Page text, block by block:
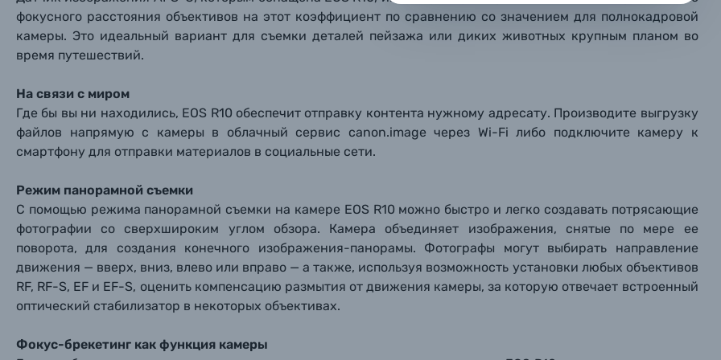
Прикрепить файл
Нажимая кнопку «Отправить вопрос» я даю: Согласие наобработку
Прикрепить файл
Нажимая кнопку «Отправить вопрос» я даю: Согласие наобработку
Фотоальбомы
Книги о фотографии, альбомы известных фотографов
Солнцезащитные очки
Б/У фототехника (Комиссионные товары)
Уценённые товары
фокусного расстояния объективов на этот коэффициент по сравнению со значением для полнокадровой
камеры. Это идеальный вариант для съемки деталей пейзажа или диких животных крупным планом во
время путешествий.
На связи с миром
Где бы вы ни находились, EOS R10 обеспечит отправку контента нужному адресату. Производите выгрузку
файлов напрямую с камеры в облачный сервис canon.image через Wi-Fi либо подключите камеру к
смартфону для отправки материалов в социальные сети.
Режим панорамной съемки
С помощью режима панорамной съемки на камере EOS R10 можно быстро и легко создавать потрясающие
фотографии со сверхшироким углом обзора. Камера объединяет изображения, снятые по мере ее
поворота, для создания конечного изображения-панорамы. Фотографы могут выбирать направление
движения — вверх, вниз, влево или вправо — а также, используя возможность установки любых объективов
RF, RF-S, EF и EF-S, оценить компенсацию размытия от движения камеры, за которую отвечает встроенный
оптический стабилизатор в некоторых объективах.
Фокус-брекетинг как функция камеры
Прикрепить файл
Нажимая кнопку «Отправить вопрос» я даю: Согласие наобработку